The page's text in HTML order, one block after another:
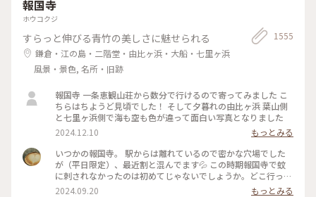
わいいラビットチェアや、憧れのアルネ・ヤコブセンデザイン
のアントチェアやスワンチェアに座れたのも満足✨ 女子トイレ
世紀美術館 #美術館 #金沢 #石川 #アートな景色
報国寺
ホウコクジ
すらっと伸びる青竹の美しさに魅せられる
鎌倉・江の島・二階堂・由比ヶ浜・大船・七里ヶ浜
風景・景色, 名所・旧跡
1555
報国寺 一条恵観山荘から数分で行けるので寄ってみました こ
ちらはちようど見頃でした！ そして夕暮れの由比ヶ浜 葉山側
と七里ヶ浜側で海も空も色が違って面白い写真となりました
2024.12.10
もっとみる
いつかの報国寺。 駅からは離れているので密かな穴場でした
が（平日限定）、最近割と混んでます💦 この時期報国寺で蚊
に刺されなかったのは初めてじゃないでしょうか。どこ行っ
た〜🦟 #ことりっぷ旅2024 #鎌倉
2024.09.20
もっとみる